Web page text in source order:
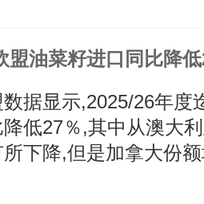
盟油菜籽进口同比降
数据显示,2025/26年度
降低27％,其中从澳大
下降,但是加拿大份